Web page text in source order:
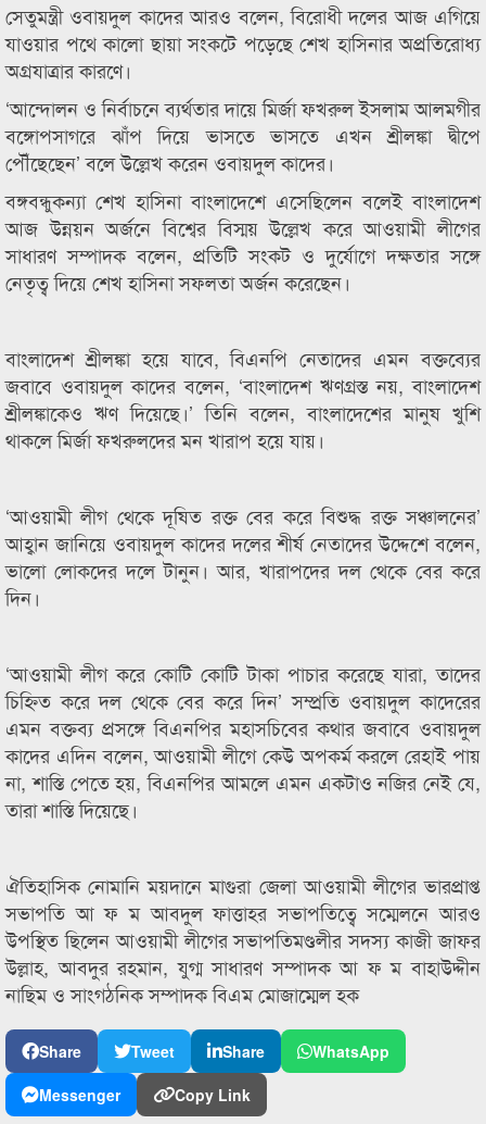
সেতুমন্ত্রী ওবায়দুল কাদের আরও বলেন, বিরোধী দলের আজ এগিয়ে
যাওয়ার পথে কালো ছায়া সংকটে পড়েছে শেখ হাসিনার অপ্রতিরোধ্য
অগ্রযাত্রার কারণে।
‘আন্দোলন ও নির্বাচনে ব্যর্থতার দায়ে মির্জা ফখরুল ইসলাম আলমগীর
বঙ্গোপসাগরে ঝাঁপ দিয়ে ভাসতে ভাসতে এখন শ্রীলঙ্কা দ্বীপে
পৌঁছেছেন’ বলে উল্লেখ করেন ওবায়দুল কাদের।
বঙ্গবন্ধুকন্যা শেখ হাসিনা বাংলাদেশে এসেছিলেন বলেই বাংলাদেশ
আজ উন্নয়ন অর্জনে বিশ্বের বিস্ময় উল্লেখ করে আওয়ামী লীগের
সাধারণ সম্পাদক বলেন, প্রতিটি সংকট ও দুর্যোগে দক্ষতার সঙ্গে
নেতৃত্ব দিয়ে শেখ হাসিনা সফলতা অর্জন করেছেন।
বাংলাদেশ শ্রীলঙ্কা হয়ে যাবে, বিএনপি নেতাদের এমন বক্তব্যের
জবাবে ওবায়দুল কাদের বলেন, ‘বাংলাদেশ ঋণগ্রস্ত নয়, বাংলাদেশ
শ্রীলঙ্কাকেও ঋণ দিয়েছে।’ তিনি বলেন, বাংলাদেশের মানুষ খুশি
থাকলে মির্জা ফখরুলদের মন খারাপ হয়ে যায়।
‘আওয়ামী লীগ থেকে দূষিত রক্ত বের করে বিশুদ্ধ রক্ত সঞ্চালনের’
আহ্বান জানিয়ে ওবায়দুল কাদের দলের শীর্ষ নেতাদের উদ্দেশে বলেন,
ভালো লোকদের দলে টানুন। আর, খারাপদের দল থেকে বের করে
দিন।
‘আওয়ামী লীগ করে কোটি কোটি টাকা পাচার করেছে যারা, তাদের
চিহ্নিত করে দল থেকে বের করে দিন’ সম্প্রতি ওবায়দুল কাদেরের
এমন বক্তব্য প্রসঙ্গে বিএনপির মহাসচিবের কথার জবাবে ওবায়দুল
কাদের এদিন বলেন, আওয়ামী লীগে কেউ অপকর্ম করলে রেহাই পায়
না, শাস্তি পেতে হয়, বিএনপির আমলে এমন একটাও নজির নেই যে,
তারা শাস্তি দিয়েছে।
ঐতিহাসিক নোমানি ময়দানে মাগুরা জেলা আওয়ামী লীগের ভারপ্রাপ্ত
সভাপতি আ ফ ম আবদুল ফাত্তাহর সভাপতিত্বে সম্মেলনে আরও
উপস্থিত ছিলেন আওয়ামী লীগের সভাপতিমণ্ডলীর সদস্য কাজী জাফর
উল্লাহ, আবদুর রহমান, যুগ্ম সাধারণ সম্পাদক আ ফ ম বাহাউদ্দীন
নাছিম ও সাংগঠনিক সম্পাদক বিএম মোজাম্মেল হক
Share Tweet Share
WhatsApp
Messenger
Copy Link